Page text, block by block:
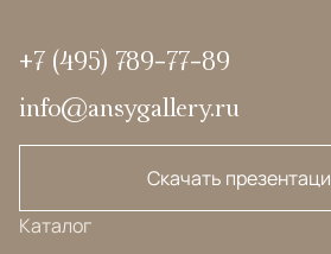
+7 (495) 789-77-89
info@ansygallery.ru
Скачать
Каталог